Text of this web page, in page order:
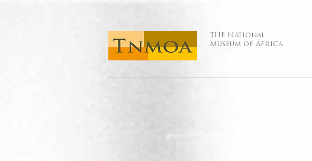
THE National
Museum of Africa